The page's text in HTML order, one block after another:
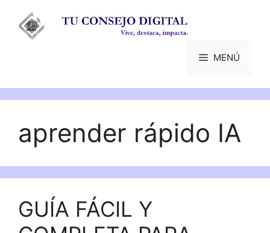
contenido
MENÚ
aprender rápido IA
GUÍA FÁCIL Y